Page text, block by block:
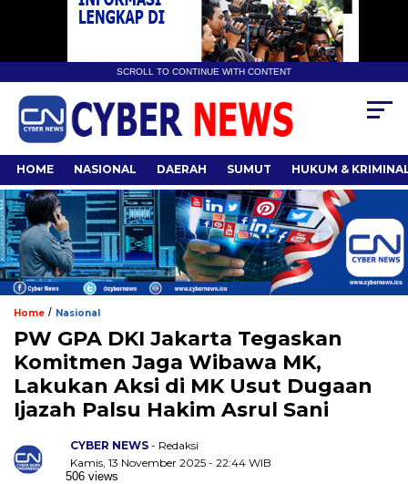
SCROLL TO CONTINUE WITH CONTENT
HOME NASIONAL DAERAH SUMUT HUKUM &
Home / Nasional
PW GPA DKI Jakarta Tegaskan
Komitmen Jaga Wibawa MK,
Lakukan Aksi di MK Usut Dugaan
Ijazah Palsu Hakim Asrul Sani
CYBER NEWS - Redaksi
Kamis, 13 November 2025 - 22:44 WIB
506 views